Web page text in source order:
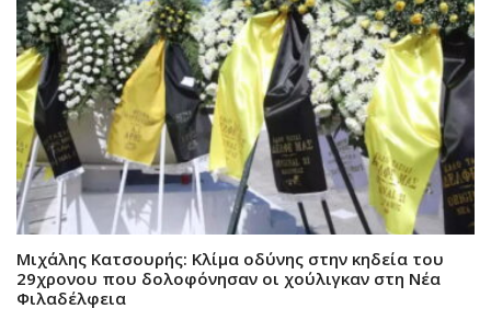
Μιχάλης Κατσουρής: Κλίμα οδύνης στην κηδεία του
29χρονου που δολοφόνησαν οι χούλιγκαν στη Νέα
Φιλαδέλφεια